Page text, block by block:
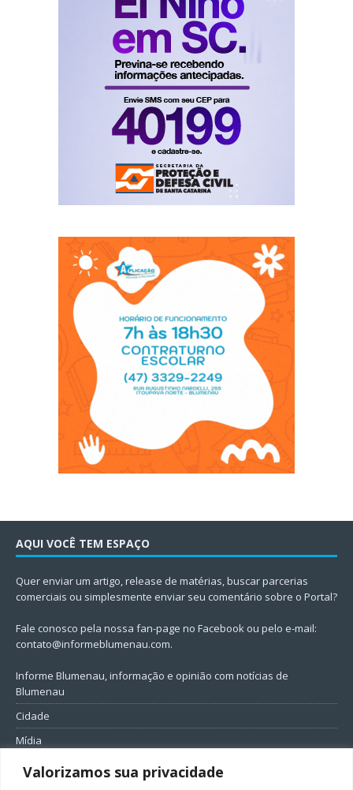
Valorizamos sua privacidade
AQUI VOCÊ TEM ESPAÇO
Quer enviar um artigo, release de matérias, buscar parcerias
comerciais ou simplesmente enviar seu comentário sobre o Portal?
Fale conosco pela nossa fan-page no Facebook ou pelo e-mail:
contato@informeblumenau.com.
Informe Blumenau, informação e opinião com notícias de
Blumenau
Cidade
Mídia
Entretenimento